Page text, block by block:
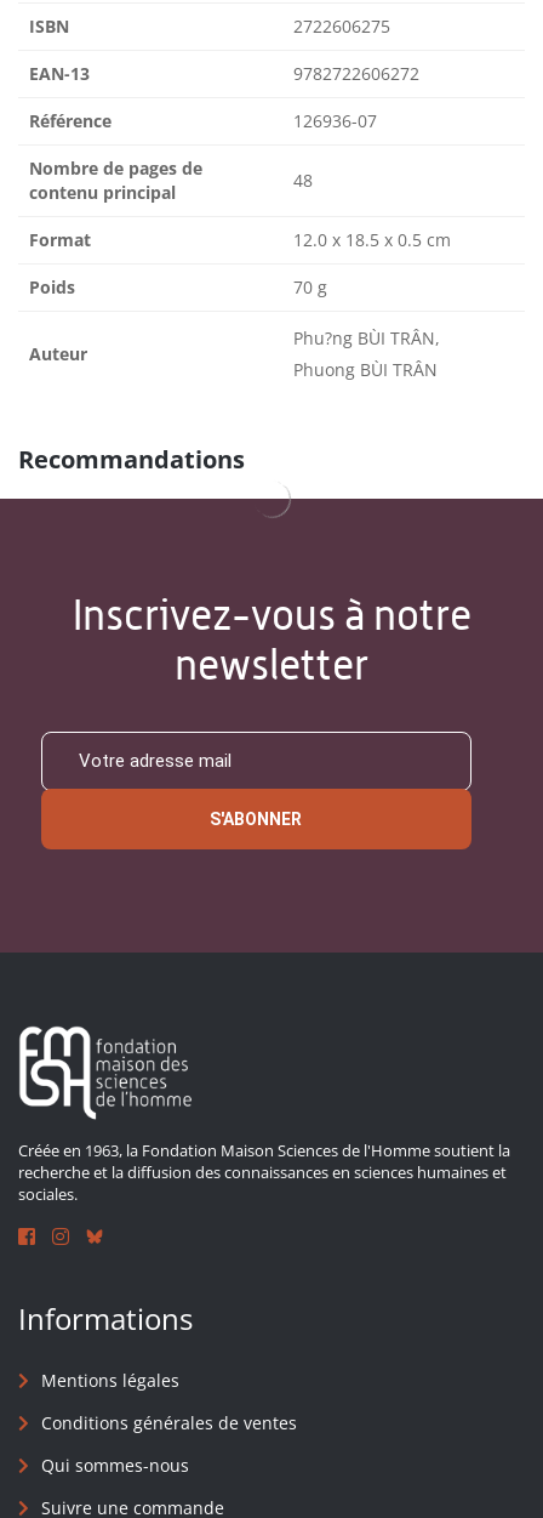
ISBN 2722606275
EAN-13 9782722606272
Référence 126936-07
Nombre de pages de
contenu principal
48
Format 12.0 x 18.5 x 0.5 cm
Poids 70 g
Auteur
Phu?ng BÙI TRÂN,
Phuong BÙI TRÂN
Recommandations
Inscrivez-vous à notre
newsletter
S'ABONNER
Créée en 1963, la Fondation Maison Sciences de l'Homme soutient la
recherche et la diffusion des connaissances en sciences humaines et
sociales.
Informations
Mentions légales
Conditions générales de ventes
Qui sommes-nous
Suivre une commande